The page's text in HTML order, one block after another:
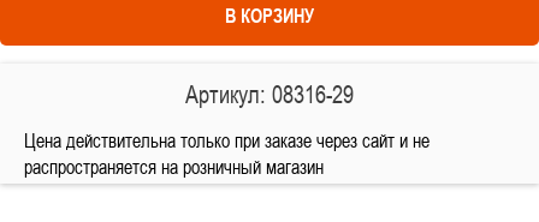
В КОРЗИНУ
Артикул: 08316-29
Цена действительна только при заказе через сайт и не
распространяется на розничный магазин